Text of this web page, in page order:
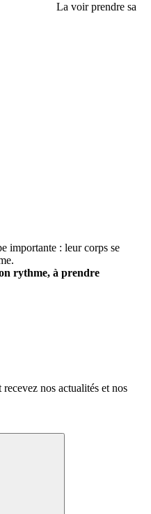
La voir prendre sa
importante : leur corps se
rythme, à prendre
recevez nos actualités et nos